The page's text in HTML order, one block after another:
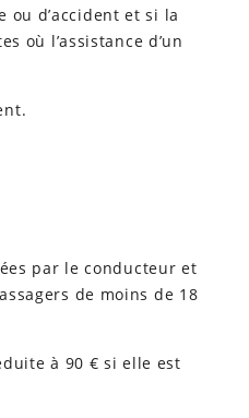
ou d’accident et si la
où l’assistance d’un
par le conducteur et
de moins de 18
à 90 € si elle est